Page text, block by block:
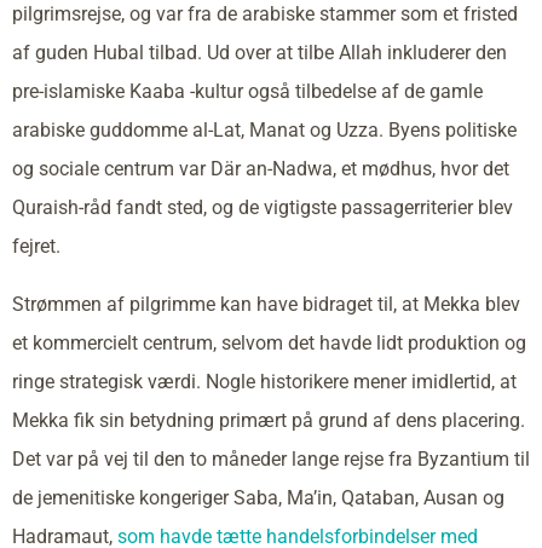
pilgrimsrejse, og var fra de arabiske stammer som et fristed
af guden Hubal tilbad. Ud over at tilbe Allah inkluderer den
pre-islamiske Kaaba -kultur også tilbedelse af de gamle
arabiske guddomme al-Lat, Manat og Uzza. Byens politiske
og sociale centrum var Där an-Nadwa, et mødhus, hvor det
Quraish-råd fandt sted, og de vigtigste passagerriterier blev
fejret.
Strømmen af pilgrimme kan have bidraget til, at Mekka blev
et kommercielt centrum, selvom det havde lidt produktion og
ringe strategisk værdi. Nogle historikere mener imidlertid, at
Mekka fik sin betydning primært på grund af dens placering.
Det var på vej til den to måneder lange rejse fra Byzantium til
de jemenitiske kongeriger Saba, Ma’in, Qataban, Ausan og
Hadramaut, som havde tætte handelsforbindelser med